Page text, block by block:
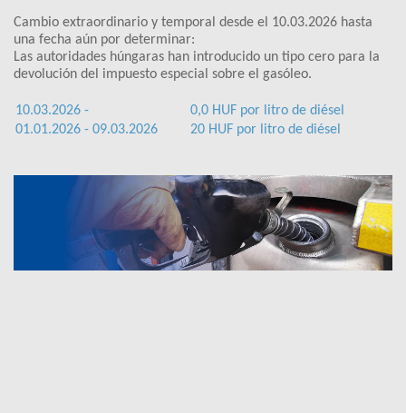
Cambio extraordinario y temporal desde el 10.03.2026 hasta
una fecha aún por determinar:
Las autoridades húngaras han introducido un tipo cero para la
devolución del impuesto especial sobre el gasóleo.
10.03.2026 -
0,0 HUF por litro de diésel
01.01.2026 - 09.03.2026
20 HUF por litro de diésel